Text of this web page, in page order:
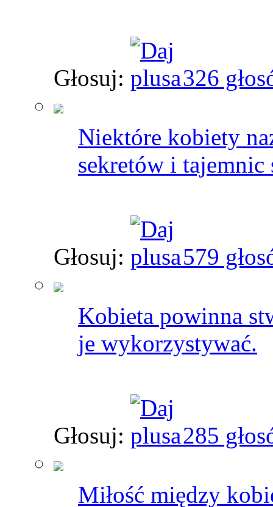
Głosuj: 326
Niektóre kobiety
sekretów i tajemnic
Głosuj: 579
Kobieta powinna
je wykorzystywać.
Głosuj: 285
Miłość między